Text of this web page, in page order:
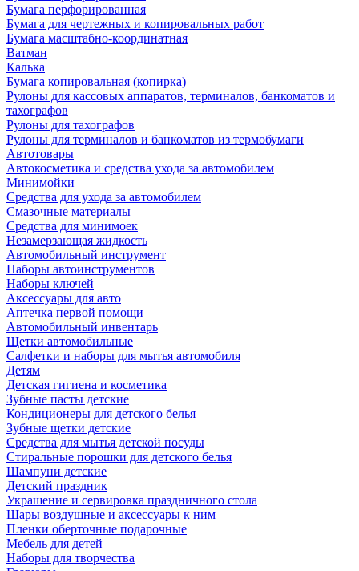
Бумага перфорированная
Бумага для чертежных и копировальных работ
Бумага масштабно-координатная
Ватман
Калька
Бумага копировальная (копирка)
Рулоны для кассовых аппаратов, терминалов, банкоматов и
тахографов
Рулоны для тахографов
Рулоны для терминалов и банкоматов из термобумаги
Автотовары
Автокосметика и средства ухода за автомобилем
Минимойки
Средства для ухода за автомобилем
Смазочные материалы
Средства для минимоек
Незамерзающая жидкость
Автомобильный инструмент
Наборы автоинструментов
Наборы ключей
Аксессуары для авто
Аптечка первой помощи
Автомобильный инвентарь
Щетки автомобильные
Салфетки и наборы для мытья автомобиля
Детям
Детская гигиена и косметика
Зубные пасты детские
Кондиционеры для детского белья
Зубные щетки детские
Средства для мытья детской посуды
Стиральные порошки для детского белья
Шампуни детские
Детский праздник
Украшение и сервировка праздничного стола
Шары воздушные и аксессуары к ним
Пленки оберточные подарочные
Мебель для детей
Наборы для творчества